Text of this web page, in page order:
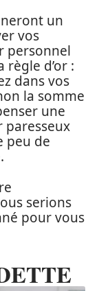
un
vos
personnel
règle d’or :
dans vos
la somme
une
peu de
serions
pour vous